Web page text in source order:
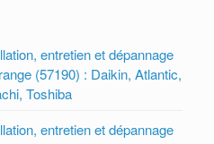
entretien et dépannage
(57190) : Daikin, Atlantic,
Toshiba
entretien et dépannage